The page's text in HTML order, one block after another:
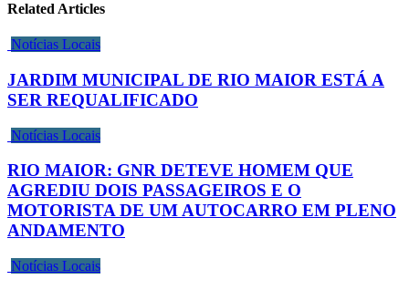
Related Articles
Notícias Locais
JARDIM MUNICIPAL DE RIO MAIOR ESTÁ A
SER REQUALIFICADO
Notícias Locais
RIO MAIOR: GNR DETEVE HOMEM QUE
AGREDIU DOIS PASSAGEIROS E O
MOTORISTA DE UM AUTOCARRO EM PLENO
ANDAMENTO
Notícias Locais